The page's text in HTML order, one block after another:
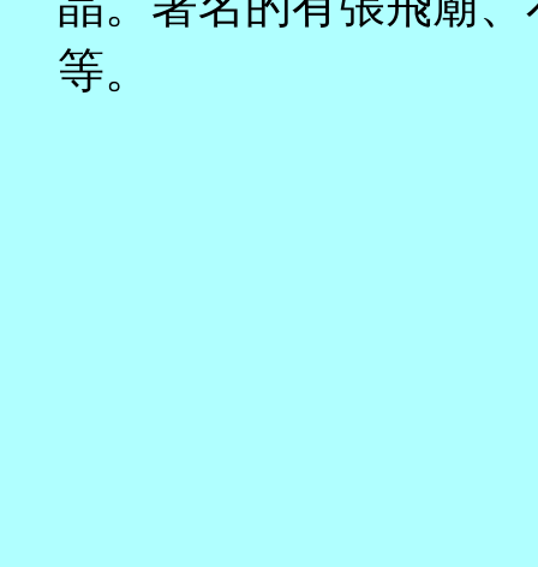
等。